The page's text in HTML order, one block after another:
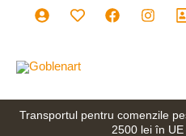
Transportul pentru comenzile
2500 lei în